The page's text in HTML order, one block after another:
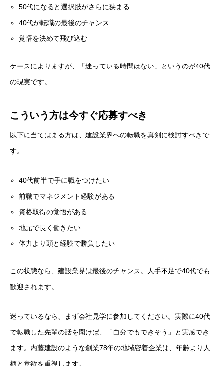
50代になると選択肢がさらに狭まる
40代が転職の最後のチャンス
覚悟を決めて飛び込む
ケースによりますが、「迷っている時間はない」というのが40代
の現実です。
こういう方は今すぐ応募すべき
以下に当てはまる方は、建設業界への転職を真剣に検討すべきで
す。
40代前半で手に職をつけたい
前職でマネジメント経験がある
資格取得の覚悟がある
地元で長く働きたい
体力より頭と経験で勝負したい
この状態なら、建設業界は最後のチャンス。人手不足で40代でも
歓迎されます。
迷っているなら、まず会社見学に参加してください。実際に40代
で転職した先輩の話を聞けば、「自分でもできそう」と実感でき
ます。内藤建設のような創業78年の地域密着企業は、年齢より人
柄と意欲を重視します。